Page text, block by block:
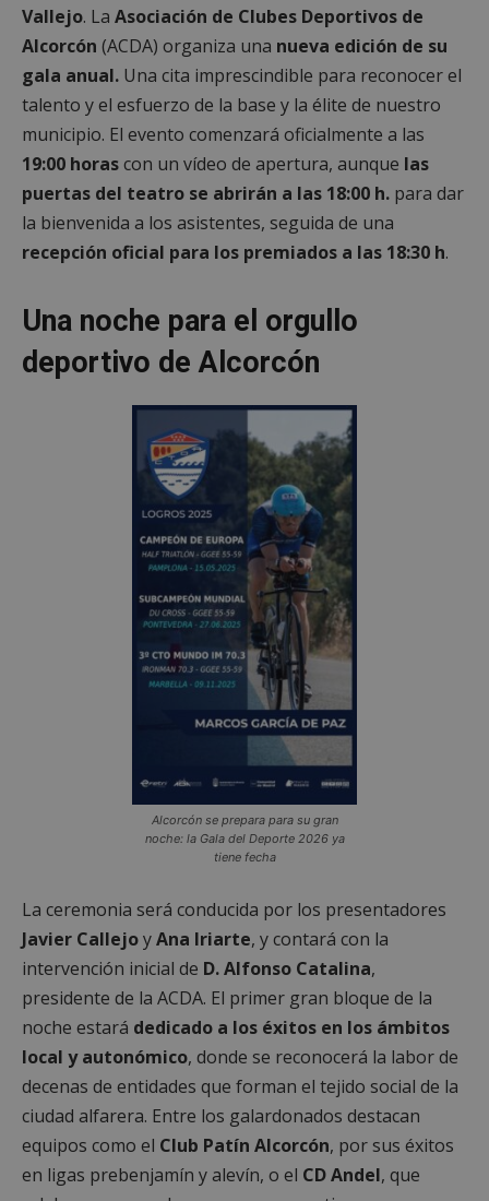
Vallejo. La Asociación de Clubes Deportivos de
Alcorcón (ACDA) organiza una nueva edición de su
gala anual. Una cita imprescindible para reconocer el
talento y el esfuerzo de la base y la élite de nuestro
municipio. El evento comenzará oficialmente a las
19:00 horascon un vídeo de apertura, aunque las
puertas del teatro se abrirán a las 18:00 h. para dar
la bienvenida a los asistentes, seguida de una
recepción oficial para los premiados a las 18:30 h.
Una noche para el orgullo
deportivo de Alcorcón
Alcorcón se prepara para su gran
noche: la Gala del Deporte 2026 ya
tiene fecha
La ceremonia será conducida por los presentadores
Javier CallejoyAna Iriarte, y contará con la
intervención inicial de D. Alfonso Catalina,
presidente de la ACDA. El primer gran bloque de la
noche estará dedicado a los éxitos en los ámbitos
local y autonómico, donde se reconocerá la labor de
decenas de entidades que forman el tejido social de la
ciudad alfarera. Entre los galardonados destacan
equipos como el Club Patín Alcorcón, por sus éxitos
en ligas prebenjamín y alevín, o el CD Andel, que